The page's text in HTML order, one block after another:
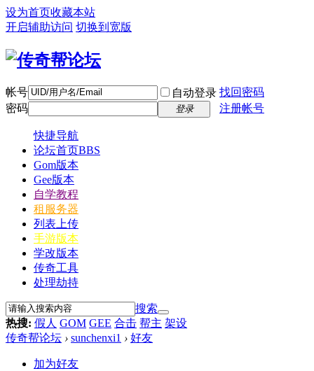
设为首页收藏本站
开启辅助访问 切换到宽版
帐号 自动登录 找回密码
密码
登录 注册帐号
快捷导航
论坛首页BBS
Gom版本
Gee版本
自学教程
租服务器
列表上传
手游版本
学改版本
传奇工具
处理劫持
搜索
热搜: 假人 GOM GEE 合击 帮主 架设
传奇帮论坛 › sunchenxi1 › 好友
加为好友